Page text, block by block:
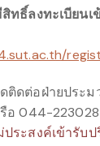
ทธิ์ลงทะเบียน
ติดต่อฝ่ายประ
อ 044-223028
ระสงค์เข้ารับ